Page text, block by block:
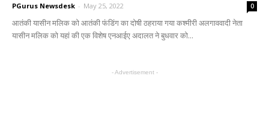
PGurus Newsdesk - May 25, 2022 0
आतंकी यासीन मलिक को आतंकी फंडिंग का दोषी ठहराया गया कश्मीरी अलगाववादी नेता
यासीन मलिक को यहां की एक विशेष एनआईए अदालत ने बुधवार को...
- Advertisement -